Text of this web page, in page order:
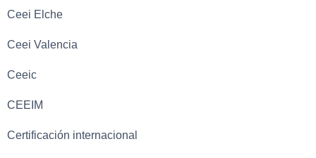
Ceei Elche
Ceei Valencia
Ceeic
CEEIM
Certificación internacional